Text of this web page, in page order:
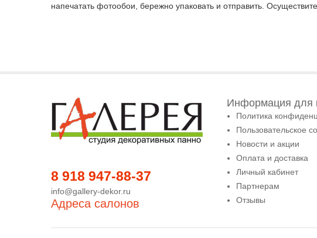
напечатать фотообои, бережно упаковать и отправить.
8 918 947-88-37
info@gallery-dekor.ru
Адреса салонов
Информация для
Политика
Пользовательское
Новости и акции
Оплата и доставка
Личный кабинет
Партнерам
Отзывы